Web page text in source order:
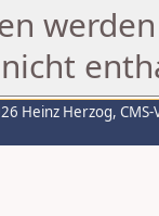
Heinz Herzog,